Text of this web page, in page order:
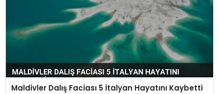
Maldivler Dalış Faciası 5 İtalyan Hayatını Kaybetti